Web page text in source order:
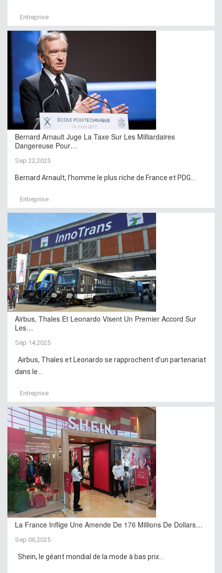
Entreprise
Bernard Arnault Juge La Taxe Sur Les Milliardaires
Dangereuse Pour…
Sep 22,2025
Bernard Arnault, l’homme le plus riche de France et PDG...
Entreprise
Airbus, Thales Et Leonardo Visent Un Premier Accord Sur
Les…
Sep 14,2025
Airbus, Thales et Leonardo se rapprochent d’un partenariat
dans le...
Entreprise
La France Inflige Une Amende De 176 Millions De Dollars…
Sep 06,2025
Shein, le géant mondial de la mode à bas prix...